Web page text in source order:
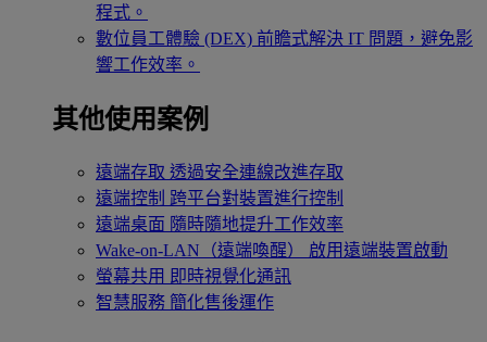
程式。
數位員工體驗 (DEX) 前瞻式解決 IT 問題，避免影
響工作效率。
其他使用案例
遠端存取 透過安全連線改進存取
遠端控制 跨平台對裝置進行控制
遠端桌面 隨時隨地提升工作效率
Wake-on-LAN（遠端喚醒）
啟用遠端裝置啟動
螢幕共用 即時視覺化通訊
智慧服務 簡化售後運作